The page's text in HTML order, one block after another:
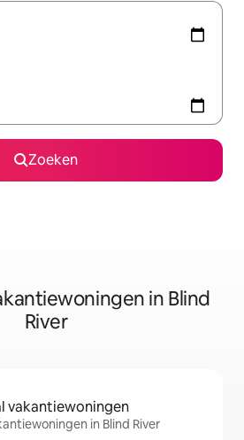
Zoeken
in Blind
River
vakantiewoningen
in Blind River